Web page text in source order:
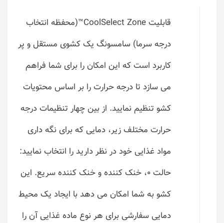
قابلیت CoolSelect Zone™(محفظه انتخاب
درجه سرما) سامسونگ یک کشوی مستقل و پر
کاربرد است که این امکان را برای شما فراهم
می سازد تا درجه حرارت را بر اساس محتویات
کشو تنظیم نمایید. از بین چهار تنظیمات درجه
حرارت مختلف زیر، دمایی که برای نگه داری
مواد غذایی خود در نظر دارید را انتخاب نمایید:
حالت 0، خنک کننده و خنک کننده سریع. این
کشو به شما امکان می دهد با ایجاد یک محیط
دمایی سفارشی برای هر نوع ماده غذایی آن را